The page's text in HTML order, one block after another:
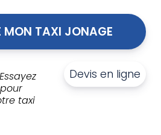
taxi
Devis en ligne